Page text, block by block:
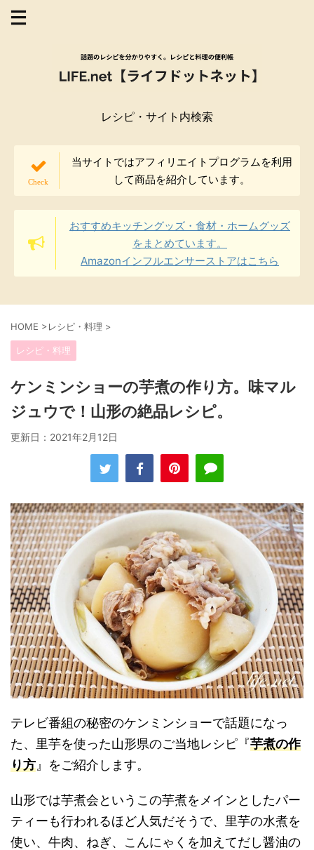
レシピ・サイト内検索
当サイトではアフィリエイトプログラムを利用
して商品を紹介しています。
おすすめキッチングッズ・食材・ホームグッズ
をまとめています。
Amazonインフルエンサーストアはこちら
HOME >レシピ・料理 >
レシピ・料理
ケンミンショーの芋煮の作り方。味マル
ジュウで！山形の絶品レシピ。
更新日： 2021年2月12日
テレビ番組の秘密のケンミンショーで話題になっ
た、里芋を使った山形県のご当地レシピ『芋煮の作
り方 』をご紹介します。
山形では芋煮会というこの芋煮をメインとしたパー
ティーも行われるほど人気だそうで、里芋の水煮を
使い、牛肉、ねぎ、こんにゃくを加えてだし醤油の